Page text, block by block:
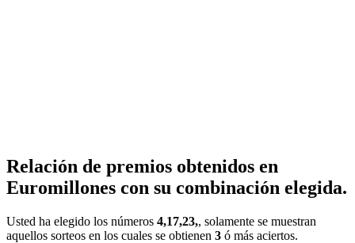
Relación de premios obtenidos en
Euromillones con su combinación elegida.
Usted ha elegido los números 4,17,23,, solamente se muestran
aquellos sorteos en los cuales se obtienen 3 ó más aciertos.